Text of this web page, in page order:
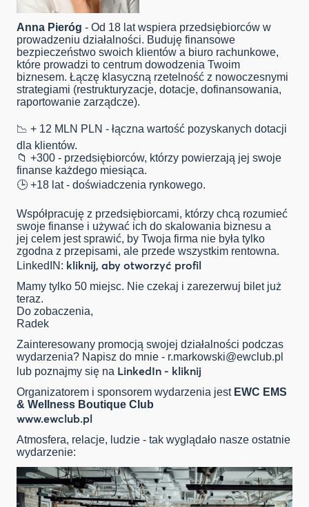
Anna Pieróg - Od 18 lat wspiera przedsiębiorców w
prowadzeniu działalności. Buduję finansowe
bezpieczeństwo swoich klientów a biuro rachunkowe,
które prowadzi to centrum dowodzenia Twoim
biznesem. Łączę klasyczną rzetelność z nowoczesnymi
strategiami (restrukturyzacje, dotacje, dofinansowania,
raportowanie zarządcze).
📉 + 12 MLN PLN - łączna wartość pozyskanych dotacji
dla klientów.
📁 +300 - przedsiębiorców, którzy powierzają jej swoje
finanse każdego miesiąca.
🕒 +18 lat - doświadczenia rynkowego.
Współpracuję z przedsiębiorcami, którzy chcą rozumieć
swoje finanse i używać ich do skalowania biznesu a
jej celem jest sprawić, by Twoja firma nie była tylko
zgodna z przepisami, ale przede wszystkim rentowna.
LinkedIN: kliknij, aby otworzyć profil
Mamy tylko 50 miejsc. Nie czekaj i zarezerwuj bilet już
teraz.
Do zobaczenia,
Radek
Zainteresowany promocją swojej działalności podczas
wydarzenia? Napisz do mnie - r.markowski@ewclub.pl
lub poznajmy się na LinkedIn - kliknij
Organizatorem i sponsorem wydarzenia jest EWC EMS
& Wellness Boutique Club
www.ewclub.pl
Atmosfera, relacje, ludzie - tak wyglądało nasze ostatnie
wydarzenie: